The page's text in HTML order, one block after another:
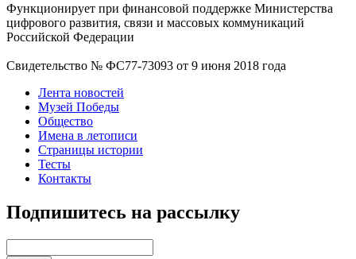
Функционирует при финансовой поддержке Министерства
цифрового развития, связи и массовых коммуникаций
Российской Федерации
Свидетельство № ФС77-73093 от 9 июня 2018 года
Лента новостей
Музей Победы
Общество
Имена в летописи
Страницы истории
Тесты
Контакты
Подпишитесь на рассылку